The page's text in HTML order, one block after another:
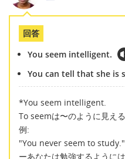
回答
You seem intelligent.
You can tell that she is
*You seem intelligent.
To seemは〜のように見え
例:
"You never seem to study."
ーあなたは勉強するように